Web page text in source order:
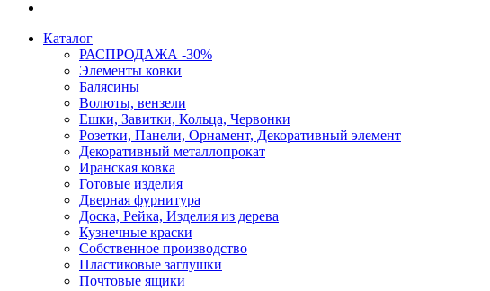
Каталог
РАСПРОДАЖА -30%
Элементы ковки
Балясины
Волюты, вензели
Ешки, Завитки, Кольца, Червонки
Розетки, Панели, Орнамент, Декоративный элемент
Декоративный металлопрокат
Иранская ковка
Готовые изделия
Дверная фурнитура
Доска, Рейка, Изделия из дерева
Кузнечные краски
Собственное производство
Пластиковые заглушки
Почтовые ящики